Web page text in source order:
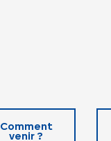
Comment
venir ?